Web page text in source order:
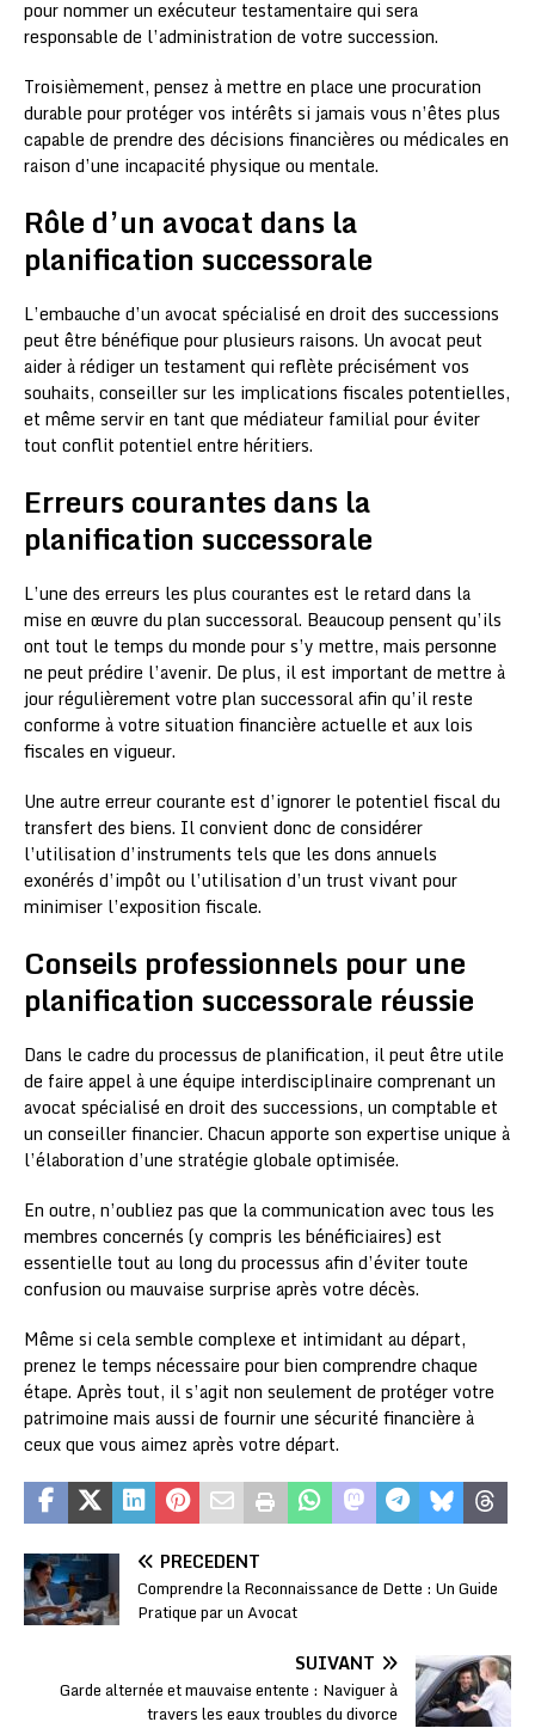
pour nommer un exécuteur testamentaire qui sera
responsable de l’administration de votre succession.
Troisièmement, pensez à mettre en place une procuration
durable pour protéger vos intérêts si jamais vous n’êtes plus
capable de prendre des décisions financières ou médicales en
raison d’une incapacité physique ou mentale.
Rôle d’un avocat dans la
planification successorale
L’embauche d’un avocat spécialisé en droit des successions
peut être bénéfique pour plusieurs raisons. Un avocat peut
aider à rédiger un testament qui reflète précisément vos
souhaits, conseiller sur les implications fiscales potentielles,
et même servir en tant que médiateur familial pour éviter
tout conflit potentiel entre héritiers.
Erreurs courantes dans la
planification successorale
L’une des erreurs les plus courantes est le retard dans la
mise en œuvre du plan successoral. Beaucoup pensent qu’ils
ont tout le temps du monde pour s’y mettre, mais personne
ne peut prédire l’avenir. De plus, il est important de mettre à
jour régulièrement votre plan successoral afin qu’il reste
conforme à votre situation financière actuelle et aux lois
fiscales en vigueur.
Une autre erreur courante est d’ignorer le potentiel fiscal du
transfert des biens. Il convient donc de considérer
l’utilisation d’instruments tels que les dons annuels
exonérés d’impôt ou l’utilisation d’un trust vivant pour
minimiser l’exposition fiscale.
Conseils professionnels pour une
planification successorale réussie
Dans le cadre du processus de planification, il peut être utile
de faire appel à une équipe interdisciplinaire comprenant un
avocat spécialisé en droit des successions, un comptable et
un conseiller financier. Chacun apporte son expertise unique à
l’élaboration d’une stratégie globale optimisée.
En outre, n’oubliez pas que la communication avec tous les
membres concernés (y compris les bénéficiaires) est
essentielle tout au long du processus afin d’éviter toute
confusion ou mauvaise surprise après votre décès.
Même si cela semble complexe et intimidant au départ,
prenez le temps nécessaire pour bien comprendre chaque
étape. Après tout, il s’agit non seulement de protéger votre
patrimoine mais aussi de fournir une sécurité financière à
ceux que vous aimez après votre départ.
PRÉCÉDENT
Comprendre la Reconnaissance de Dette : Un Guide
Pratique par un Avocat
SUIVANT
Garde alternée et mauvaise entente : Naviguer à
travers les eaux troubles du divorce